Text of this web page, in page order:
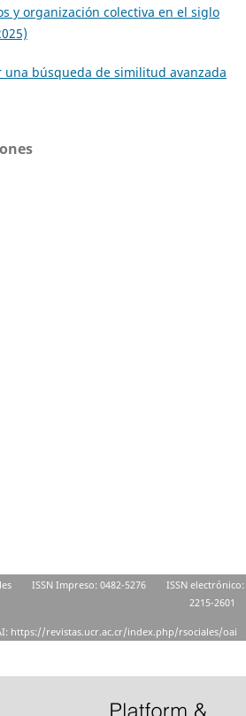
y organización colectiva en el siglo
una búsqueda de similitud avanzada
ISSN Impreso: 0482-5276
ISSN electrónico:
2215-2601
https://revistas.ucr.ac.cr/index.php/rsociales/oai